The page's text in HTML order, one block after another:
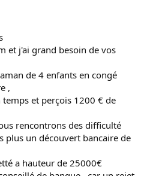
et j'ai grand besoin de vos
de 4 enfants en congé
,
et perçois 1200 € de
rencontrons des difficulté
plus un découvert bancaire de
a hauteur de 25000€